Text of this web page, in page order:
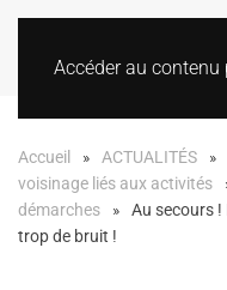
Accéder au contenu
Accueil ACTUALITÉS
voisinage liés aux activités
démarches
Au secours
trop de bruit !